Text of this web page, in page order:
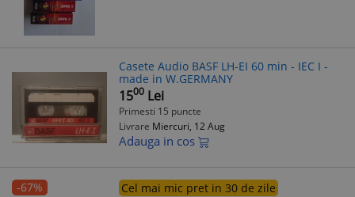
Casete Audio BASF LH-EI 60 min - IEC I -
made in W.GERMANY
1500 Lei
Primesti 15 puncte
Livrare Miercuri, 12 Aug
Adauga in cos
-67%
Cel mai mic pret in 30 de zile